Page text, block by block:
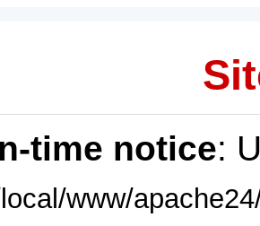
time notice:
www/